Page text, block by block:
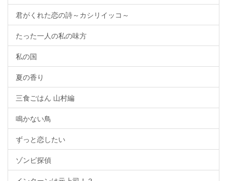
君がくれた恋の詩～カシリイッコ～
たった一人の私の味方
私の国
夏の香り
三食ごはん 山村編
鳴かない鳥
ずっと恋したい
ゾンビ探偵